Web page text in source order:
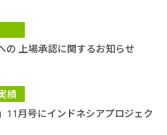
の 上場承認に関するお知らせ
績
11月号にインドネシアプロジェク